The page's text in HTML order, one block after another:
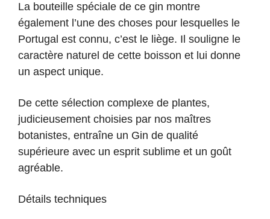
La bouteille spéciale de ce gin montre
également l’une des choses pour lesquelles le
Portugal est connu, c’est le liège. Il souligne le
caractère naturel de cette boisson et lui donne
un aspect unique.
De cette sélection complexe de plantes,
judicieusement choisies par nos maîtres
botanistes, entraîne un Gin de qualité
supérieure avec un esprit sublime et un goût
agréable.
Détails techniques